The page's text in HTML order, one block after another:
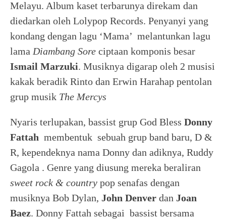
Melayu. Album kaset terbarunya direkam dan
diedarkan oleh Lolypop Records. Penyanyi yang
kondang dengan lagu ‘Mama’ melantunkan lagu
lama Diambang Sore ciptaan komponis besar
Ismail Marzuki. Musiknya digarap oleh 2 musisi
kakak beradik Rinto dan Erwin Harahap pentolan
grup musik The Mercys
Nyaris terlupakan, bassist grup God Bless Donny
Fattah membentuk sebuah grup band baru, D &
R, kependeknya nama Donny dan adiknya, Ruddy
Gagola . Genre yang diusung mereka beraliran
sweet rock & country pop senafas dengan
musiknya Bob Dylan, John Denver dan Joan
Baez. Donny Fattah sebagai bassist bersama